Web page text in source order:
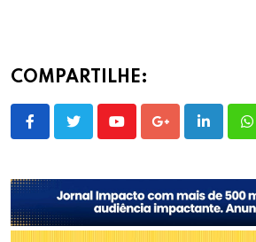
COMPARTILHE:
YoutubeGoogle+LinkedIn